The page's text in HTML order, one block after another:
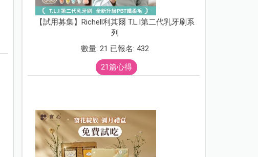
【試用募集】Richell利其爾 T.L.I第二代乳牙刷系
列
數量: 21 已報名: 432
21篇心得